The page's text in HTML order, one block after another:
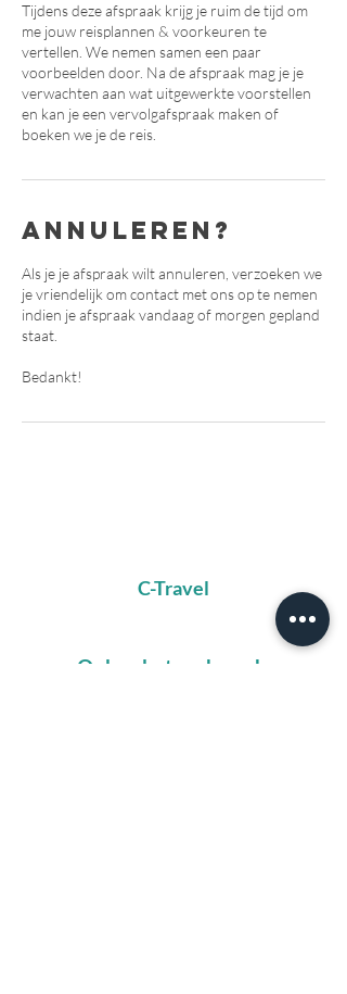
Tijdens deze afspraak krijg je ruim de tijd om
me jouw reisplannen & voorkeuren te
vertellen. We nemen samen een paar
voorbeelden door. Na de afspraak mag je je
verwachten aan wat uitgewerkte voorstellen
en kan je een vervolgafspraak maken of
boeken we je de reis.
Annuleren?
Als je je afspraak wilt annuleren, verzoeken we
je vriendelijk om contact met ons op te nemen
indien je afspraak vandaag of morgen gepland
staat.
Bedankt!
C-Travel
Ook gebeten door de